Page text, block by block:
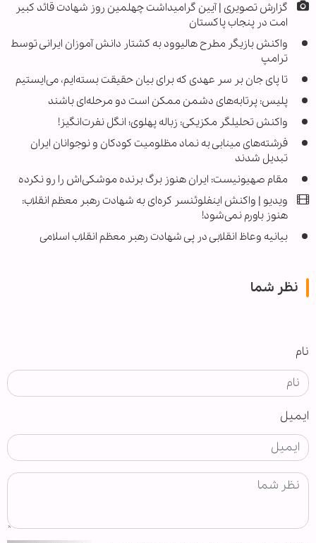
گزارش تصویری | آیین گرامیداشت چهلمین روز شهادت قائد کبیر
امت در پنجاب پاکستان
واکنش بازیگر مطرح هالیوود به کشتار دانش آموزان ایرانی توسط
ترامپ
تا پای جان بر سر عهدی که برای بیان حقیقت بسته‌ایم، می‌ایستیم
پلیس: پرتابه‌های دشمن ممکن است دو مرحله‌ای باشند
واکنش تحلیلگر مکزیکی: زباله پهلوی؛ انگل نفرت‌انگیز!
فرشته‌های مینابی به نماد مظلومیت کودکان و نوجوانان ایران
تبدیل شدند
مقام صهیونیست: ایران هنوز برگ برنده موشکی‌اش را رو نکرده
ویدیو | واکنش اینفلوئنسر کره‌ای به شهادت رهبر معظم انقلاب:
هنوز باورم نمی‌شود!
بیانیه وعاظ انقلابی در پی شهادت رهبر معظم انقلاب اسلامی
نظر شما
نام
ایمیل